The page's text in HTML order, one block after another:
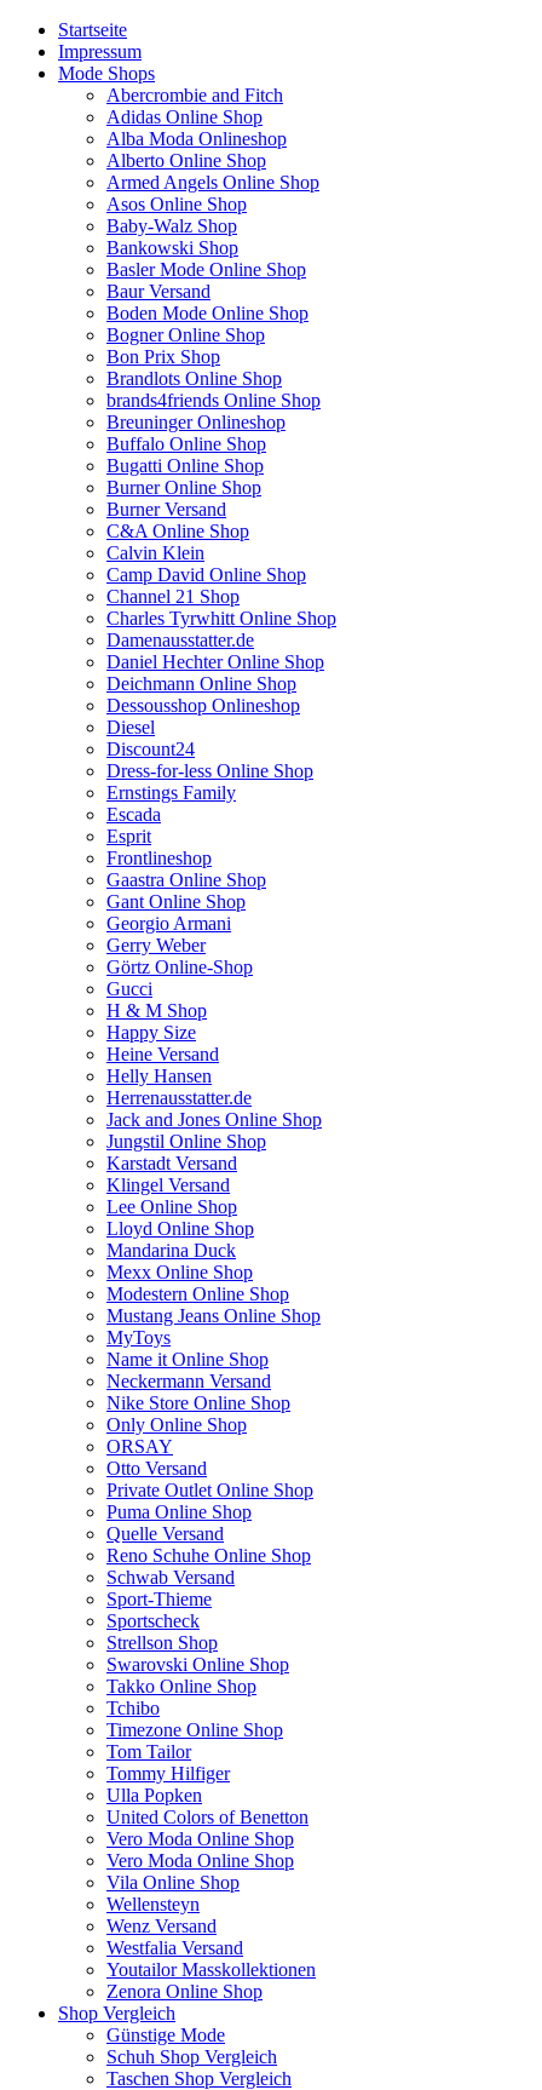
Startseite
Impressum
Mode Shops
Abercrombie and Fitch
Adidas Online Shop
Alba Moda Onlineshop
Alberto Online Shop
Armed Angels Online Shop
Asos Online Shop
Baby-Walz Shop
Bankowski Shop
Basler Mode Online Shop
Baur Versand
Boden Mode Online Shop
Bogner Online Shop
Bon Prix Shop
Brandlots Online Shop
brands4friends Online Shop
Breuninger Onlineshop
Buffalo Online Shop
Bugatti Online Shop
Burner Online Shop
Burner Versand
C&A Online Shop
Calvin Klein
Camp David Online Shop
Channel 21 Shop
Charles Tyrwhitt Online Shop
Damenausstatter.de
Daniel Hechter Online Shop
Deichmann Online Shop
Dessousshop Onlineshop
Diesel
Discount24
Dress-for-less Online Shop
Ernstings Family
Escada
Esprit
Frontlineshop
Gaastra Online Shop
Gant Online Shop
Georgio Armani
Gerry Weber
Görtz Online-Shop
Gucci
H & M Shop
Happy Size
Heine Versand
Helly Hansen
Herrenausstatter.de
Jack and Jones Online Shop
Jungstil Online Shop
Karstadt Versand
Klingel Versand
Lee Online Shop
Lloyd Online Shop
Mandarina Duck
Mexx Online Shop
Modestern Online Shop
Mustang Jeans Online Shop
MyToys
Name it Online Shop
Neckermann Versand
Nike Store Online Shop
Only Online Shop
ORSAY
Otto Versand
Private Outlet Online Shop
Puma Online Shop
Quelle Versand
Reno Schuhe Online Shop
Schwab Versand
Sport-Thieme
Sportscheck
Strellson Shop
Swarovski Online Shop
Takko Online Shop
Tchibo
Timezone Online Shop
Tom Tailor
Tommy Hilfiger
Ulla Popken
United Colors of Benetton
Vero Moda Online Shop
Vero Moda Online Shop
Vila Online Shop
Wellensteyn
Wenz Versand
Westfalia Versand
Youtailor Masskollektionen
Zenora Online Shop
Shop Vergleich
Günstige Mode
Schuh Shop Vergleich
Taschen Shop Vergleich